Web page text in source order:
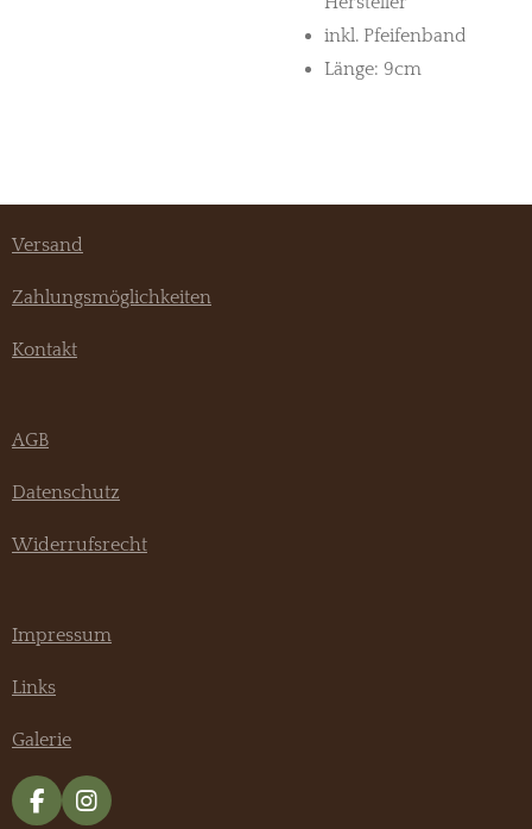
inkl. Pfeifenband
Länge: 9cm
Versand
Zahlungsmöglichkeiten
Kontakt
AGB
Datenschutz
Widerrufsrecht
Impressum
Links
Galerie
F
I